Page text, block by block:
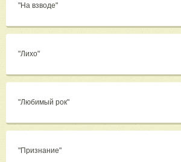
"На взводе"
"Лихо"
"Любимый рок"
"Признание"